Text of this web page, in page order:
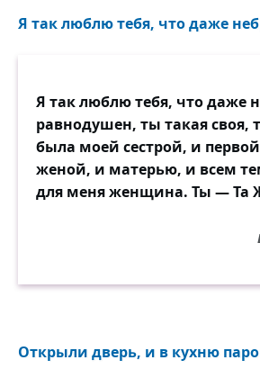
Я так люблю тебя, что даже
Я так люблю тебя, что даже
равнодушен, ты такая своя,
была моей сестрой, и
женой, и матерью, и всем
для меня женщина. Ты — Та
Открыли дверь, и в кухню